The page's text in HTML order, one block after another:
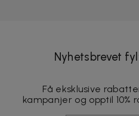
Nyhetsbrevet
Få eksklusive
kampanjer og opptil